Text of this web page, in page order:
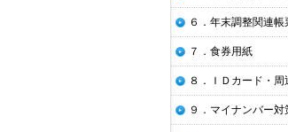
６．年末調整関連帳
７．食券用紙
８．ＩＤカード・周
９．マイナンバー対